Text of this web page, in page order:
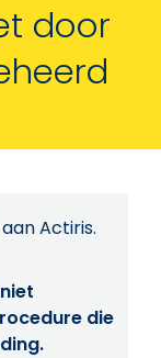
door
Actiris.
die